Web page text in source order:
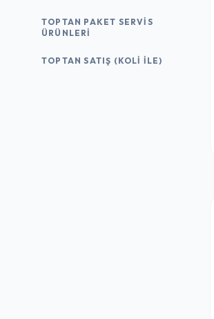
TOPTAN PAKET SERVIS
ÜRÜNLERI
TOPTAN SATIŞ (KOLI İLE)